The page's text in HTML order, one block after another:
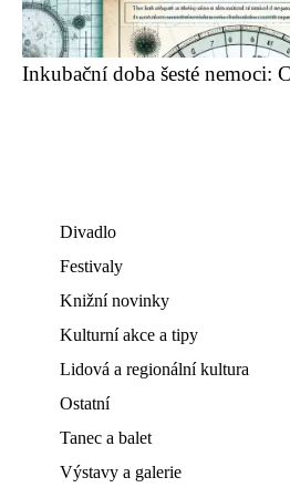
Inkubační doba šesté nemoci:
Divadlo
Festivaly
Knižní novinky
Kulturní akce a tipy
Lidová a regionální kultura
Ostatní
Tanec a balet
Výstavy a galerie